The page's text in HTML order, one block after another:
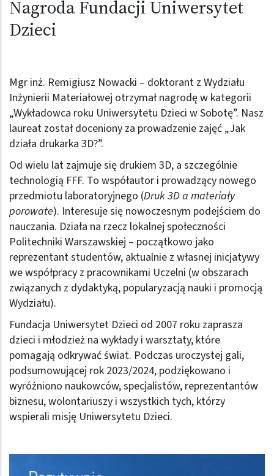
Nagroda Fundacji Uniwersytet
Dzieci
Mgr inż. Remigiusz Nowacki – doktorant z Wydziału
Inżynierii Materiałowej otrzymał nagrodę w kategorii
„Wykładowca roku Uniwersytetu Dzieci w Sobotę”. Nasz
laureat został doceniony za prowadzenie zajęć „Jak
działa drukarka 3D?”.
Od wielu lat zajmuje się drukiem 3D, a szczególnie
technologią FFF. To współautor i prowadzący nowego
przedmiotu laboratoryjnego (Druk 3D a materiały
porowate). Interesuje się nowoczesnym podejściem do
nauczania. Działa na rzecz lokalnej społeczności
Politechniki Warszawskiej – początkowo jako
reprezentant studentów, aktualnie z własnej inicjatywy
we współpracy z pracownikami Uczelni (w obszarach
związanych z dydaktyką, popularyzacją nauki i promocją
Wydziału).
Fundacja Uniwersytet Dzieci od 2007 roku zaprasza
dzieci i młodzież na wykłady i warsztaty, które
pomagają odkrywać świat. Podczas uroczystej gali,
podsumowującej rok 2023/2024, podziękowano i
wyróżniono naukowców, specjalistów, reprezentantów
biznesu, wolontariuszy i wszystkich tych, którzy
wspierali misję Uniwersytetu Dzieci.